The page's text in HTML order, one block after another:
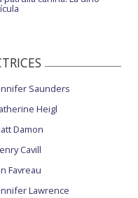
Saunders
Heigl
Damon
Cavill
Favreau
Lawrence